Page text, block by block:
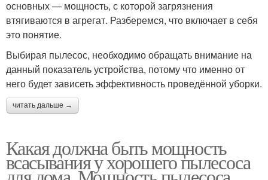
основных — мощность, с которой загрязнения
втягиваются в агрегат. Разберемся, что включает в себя
это понятие.
Выбирая пылесос, необходимо обращать внимание на
данный показатель устройства, потому что именно от
него будет зависеть эффективность проведённой уборки.
читать дальше →
Какая должна быть мощность
всасывания у хорошего пылесоса